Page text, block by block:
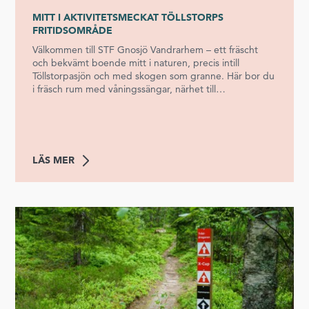
MITT I AKTIVITETSMECKAT TÖLLSTORPS
FRITIDSOMRÅDE
Välkommen till STF Gnosjö Vandrarhem – ett fräscht
och bekvämt boende mitt i naturen, precis intill
Töllstorpasjön och med skogen som granne. Här bor du
i fräsch rum med våningssängar, närhet till
för familjen, träningsgruppen som naturälskaren. En
aktiv vistelse – året runtMed Töllstorps fritidsområde
precis utanför dörren har du allt du behöver för en aktiv
simhall, bastu, gym och motionsspår i varierande
terräng – allt i naturskön miljö. Spela bordtennis eller
bara njut av stillheten runt sjön. Under simhallens
öppettider finns café för fika eller enklare förtäring.
Frukost erbjuds dagligen under högsäsong, övrig tid
mot förbokning. In- och utcheckningIncheckning sker i
Töllstorpshallens reception – kom ihåg att kontrollera
öppettider i förväg. Ankommer du utanför ordinarie
LÄS MER